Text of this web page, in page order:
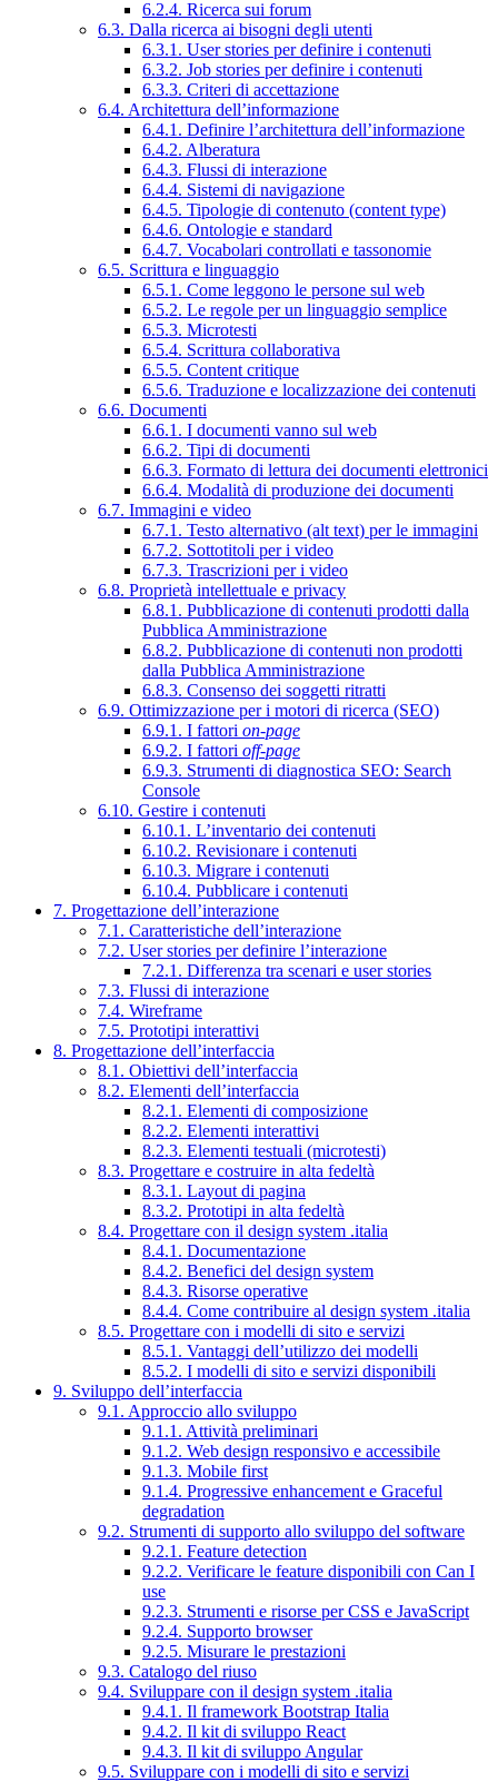
6.2.4. Ricerca sui forum
6.3. Dalla ricerca ai bisogni degli utenti
6.3.1. User stories per definire i contenuti
6.3.2. Job stories per definire i contenuti
6.3.3. Criteri di accettazione
6.4. Architettura dell’informazione
6.4.1. Definire l’architettura dell’informazione
6.4.2. Alberatura
6.4.3. Flussi di interazione
6.4.4. Sistemi di navigazione
6.4.5. Tipologie di contenuto (content type)
6.4.6. Ontologie e standard
6.4.7. Vocabolari controllati e tassonomie
6.5. Scrittura e linguaggio
6.5.1. Come leggono le persone sul web
6.5.2. Le regole per un linguaggio semplice
6.5.3. Microtesti
6.5.4. Scrittura collaborativa
6.5.5. Content critique
6.5.6. Traduzione e localizzazione dei contenuti
6.6. Documenti
6.6.1. I documenti vanno sul web
6.6.2. Tipi di documenti
6.6.3. Formato di lettura dei documenti elettronici
6.6.4. Modalità di produzione dei documenti
6.7. Immagini e video
6.7.1. Testo alternativo (alt text) per le immagini
6.7.2. Sottotitoli per i video
6.7.3. Trascrizioni per i video
6.8. Proprietà intellettuale e privacy
6.8.1. Pubblicazione di contenuti prodotti dalla
Pubblica Amministrazione
6.8.2. Pubblicazione di contenuti non prodotti
dalla Pubblica Amministrazione
6.8.3. Consenso dei soggetti ritratti
6.9. Ottimizzazione per i motori di ricerca (SEO)
6.9.1. I fattori on-page
6.9.2. I fattori off-page
6.9.3. Strumenti di diagnostica SEO: Search
Console
6.10. Gestire i contenuti
6.10.1. L’inventario dei contenuti
6.10.2. Revisionare i contenuti
6.10.3. Migrare i contenuti
6.10.4. Pubblicare i contenuti
7. Progettazione dell’interazione
7.1. Caratteristiche dell’interazione
7.2. User stories per definire l’interazione
7.2.1. Differenza tra scenari e user stories
7.3. Flussi di interazione
7.4. Wireframe
7.5. Prototipi interattivi
8. Progettazione dell’interfaccia
8.1. Obiettivi dell’interfaccia
8.2. Elementi dell’interfaccia
8.2.1. Elementi di composizione
8.2.2. Elementi interattivi
8.2.3. Elementi testuali (microtesti)
8.3. Progettare e costruire in alta fedeltà
8.3.1. Layout di pagina
8.3.2. Prototipi in alta fedeltà
8.4. Progettare con il design system .italia
8.4.1. Documentazione
8.4.2. Benefici del design system
8.4.3. Risorse operative
8.4.4. Come contribuire al design system .italia
8.5. Progettare con i modelli di sito e servizi
8.5.1. Vantaggi dell’utilizzo dei modelli
8.5.2. I modelli di sito e servizi disponibili
9. Sviluppo dell’interfaccia
9.1. Approccio allo sviluppo
9.1.1. Attività preliminari
9.1.2. Web design responsivo e accessibile
9.1.3. Mobile first
9.1.4. Progressive enhancement e Graceful
degradation
9.2. Strumenti di supporto allo sviluppo del software
9.2.1. Feature detection
9.2.2. Verificare le feature disponibili con Can I
use
9.2.3. Strumenti e risorse per CSS e JavaScript
9.2.4. Supporto browser
9.2.5. Misurare le prestazioni
9.3. Catalogo del riuso
9.4. Sviluppare con il design system .italia
9.4.1. Il framework Bootstrap Italia
9.4.2. Il kit di sviluppo React
9.4.3. Il kit di sviluppo Angular
9.5. Sviluppare con i modelli di sito e servizi